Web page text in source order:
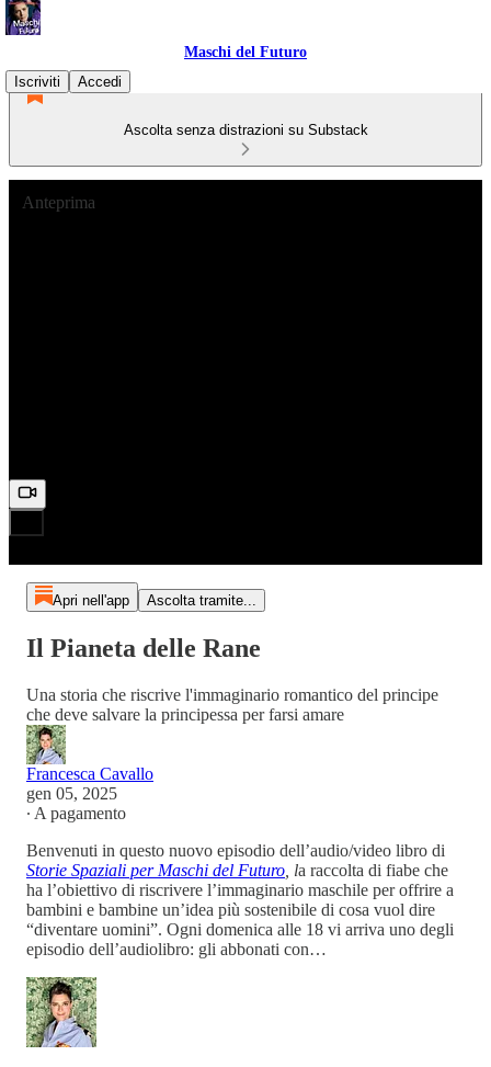
Maschi del Futuro
Iscriviti
Accedi
Ascolta senza distrazioni su Substack
Anteprima
Apri nell'app Ascolta tramite...
Il Pianeta delle Rane
Una storia che riscrive l'immaginario romantico del principe
che deve salvare la principessa per farsi amare
Francesca Cavallo
gen 05, 2025
∙ A pagamento
Benvenuti in questo nuovo episodio dell’audio/video libro di
Storie Spaziali per Maschi del Futuro , la raccolta di fiabe che
ha l’obiettivo di riscrivere l’immaginario maschile per offrire a
bambini e bambine un’idea più sostenibile di cosa vuol dire
“diventare uomini”. Ogni domenica alle 18 vi arriva uno degli
episodio dell’audiolibro: gli abbonati con…